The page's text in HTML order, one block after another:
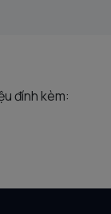
đính kèm: